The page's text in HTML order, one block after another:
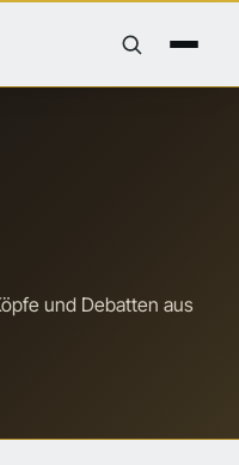
und Debatten aus